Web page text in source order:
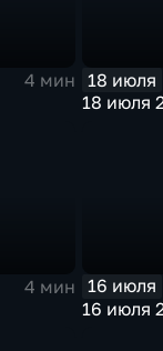
4 мин
18 июля
18 июля
4 мин
16 июля
16 июля